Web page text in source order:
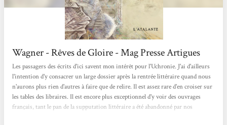
Wagner - Rêves de Gloire - Mag Presse Artigues
Les passagers des écrits d'ici savent mon intérêt pour l'Uchronie. J'ai d'ailleurs
l'intention d'y consacrer un large dossier après la rentrée littéraire quand nous
n'aurons plus rien d'autres à faire que de relire. Il est assez rare d'en croiser sur
les tables des libraires. Il est encore plus exceptionnel d'y voir des ouvrages
français, tant le pan de la supputation littéraire a été abandonné par nos